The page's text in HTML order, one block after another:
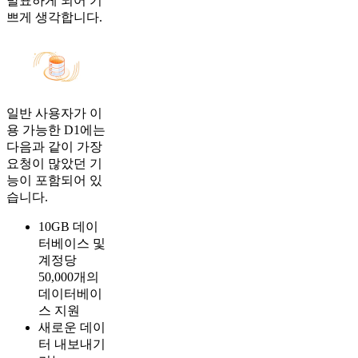
쁘게 생각합니다.
일반 사용자가 이
용 가능한 D1에는
다음과 같이 가장
요청이 많았던 기
능이 포함되어 있
습니다.
10GB 데이
터베이스 및
계정당
50,000개의
데이터베이
스 지원
새로운 데이
터 내보내기